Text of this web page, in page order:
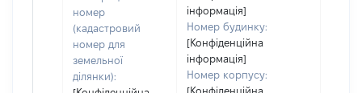
номер
(кадастровий
номер для
земельної
ділянки):
інформація]
Номер будинку:
[Конфіденційна
інформація]
Номер корпусу:
[Конфіденційна